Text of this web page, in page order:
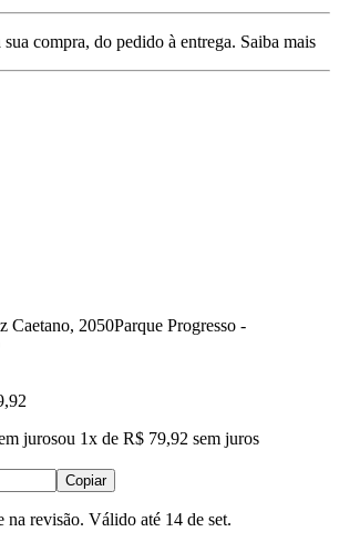
sua compra, do pedido à entrega. Saiba mais
Caetano, 2050Parque Progresso -
,92
jurosou 1x de R$ 79,92 sem juros
Copiar
na revisão. Válido até 14 de set.